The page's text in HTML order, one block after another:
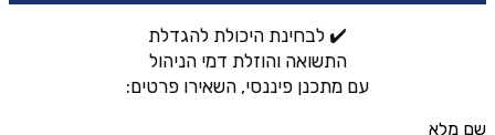
✔️ לבחינת היכולת להגדלת
התשואה והוזלת דמי הניהול
עם מתכנן פיננסי, השאירו פרטים:
שם מלא